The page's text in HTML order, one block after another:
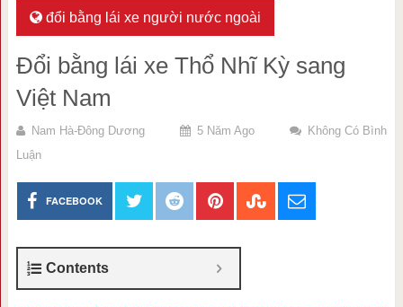
đổi bằng lái xe người nước ngoài
Đổi bằng lái xe Thổ Nhĩ Kỳ sang
Việt Nam
Nam Hà-Đông Dương 5 Năm Ago
Không Có Bình
Luận
FACEBOOK
Contents